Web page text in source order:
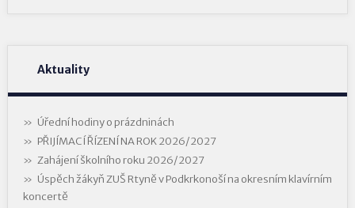
Aktuality
Úřední hodiny o prázdninách
PŘIJÍMACÍ ŘÍZENÍ NA ROK 2026/2027
Zahájení školního roku 2026/2027
Úspěch žákyň ZUŠ Rtyně v Podkrkonoší na okresním klavírním
koncertě